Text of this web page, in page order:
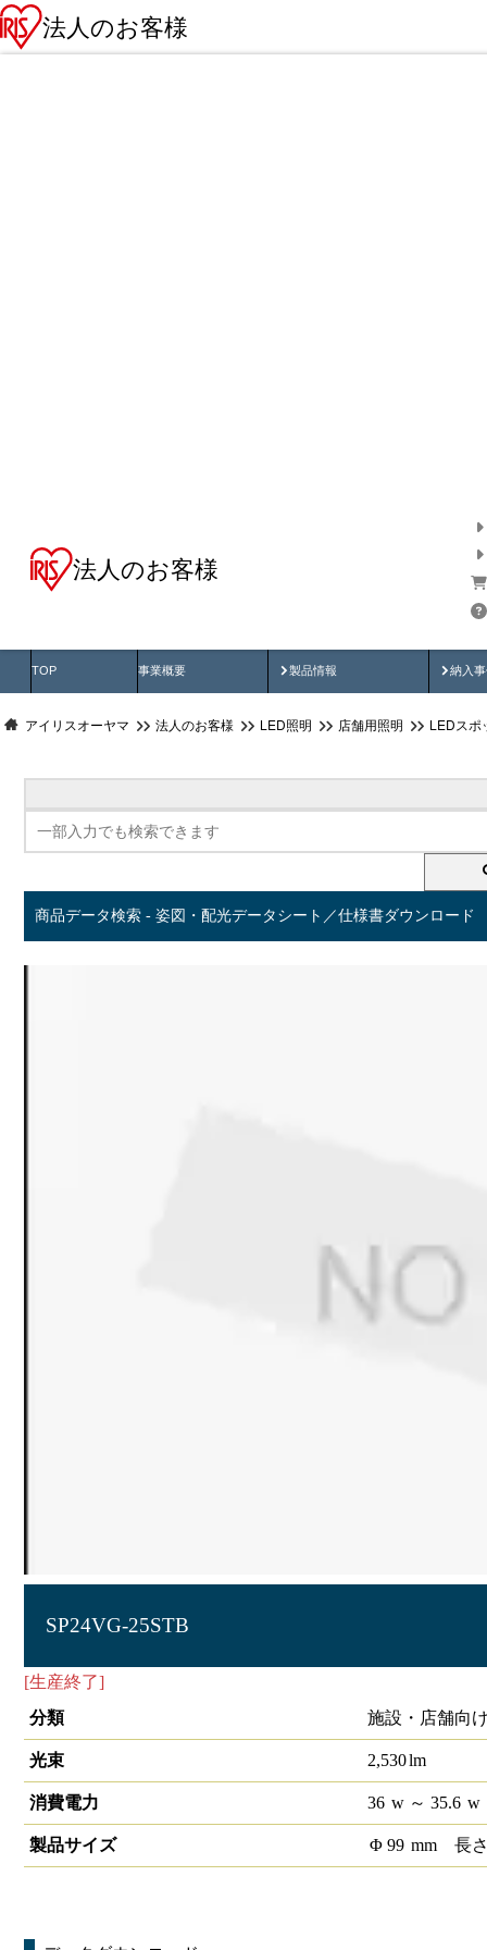
法人のお客様
法人のお客様
TOP 事業概要 製品情報
製品動画 納入
納
アイリスオーヤマ 法人のお客様 LED照明 店舗用照明 LEDスポ
商品データ検索 - 姿図・配光データシート／仕様書ダウンロード
SP24VG-25STB
[生産終了]
分類
施設・店舗向
光束 2,530lm
消費電力 36 w～ 35.6 w
製品サイズ Φ 99 mm 長